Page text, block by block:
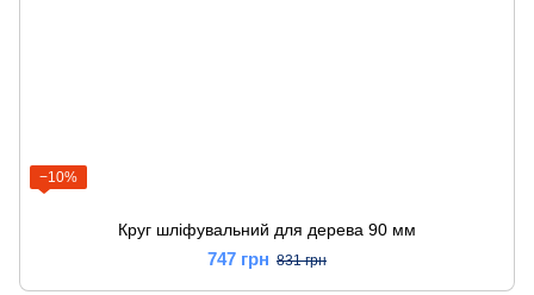
−10%
Круг шліфувальний для дерева 90 мм
747 грн 831 грн